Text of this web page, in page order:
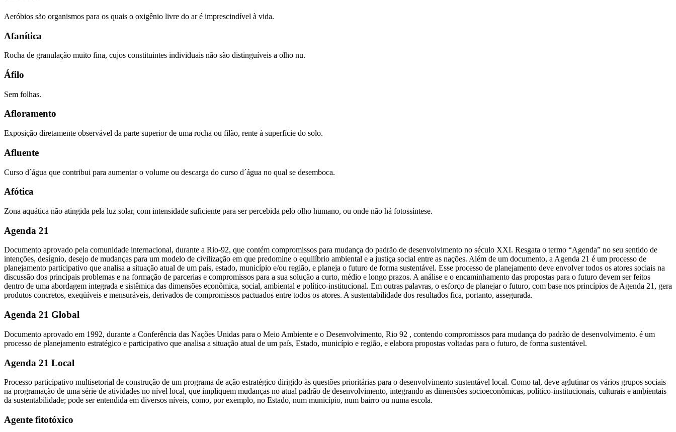
Aeróbios são organismos para os quais o oxigênio livre do ar é imprescindível à vida.
Afanítica
Rocha de granulação muito fina, cujos constituintes individuais não são distinguíveis a olho nu.
Áfilo
Sem folhas.
Afloramento
Exposição diretamente observável da parte superior de uma rocha ou filão, rente à superfície do solo.
Afluente
Curso d´água que contribui para aumentar o volume ou descarga do curso d´água no qual se desemboca.
Afótica
Zona aquática não atingida pela luz solar, com intensidade suficiente para ser percebida pelo olho humano, ou onde não há fotossíntese.
Agenda 21
Documento aprovado pela comunidade internacional, durante a Rio-92, que contém compromissos para mudança do padrão de desenvolvimento no século XXI. Resgata o termo “Agenda” no seu sentido de
intenções, desígnio, desejo de mudanças para um modelo de civilização em que predomine o equilíbrio ambiental e a justiça social entre as nações. Além de um documento, a Agenda 21 é um processo de
planejamento participativo que analisa a situação atual de um país, estado, município e/ou região, e planeja o futuro de forma sustentável. Esse processo de planejamento deve envolver todos os atores sociais na
discussão dos principais problemas e na formação de parcerias e compromissos para a sua solução a curto, médio e longo prazos. A análise e o encaminhamento das propostas para o futuro devem ser feitos
dentro de uma abordagem integrada e sistêmica das dimensões econômica, social, ambiental e político-institucional. Em outras palavras, o esforço de planejar o futuro, com base nos princípios de Agenda 21, gera
produtos concretos, exeqüíveis e mensuráveis, derivados de compromissos pactuados entre todos os atores. A sustentabilidade dos resultados fica, portanto, assegurada.
Agenda 21 Global
Documento aprovado em 1992, durante a Conferência das Nações Unidas para o Meio Ambiente e o Desenvolvimento, Rio 92 , contendo compromissos para mudança do padrão de desenvolvimento. é um
processo de planejamento estratégico e participativo que analisa a situação atual de um país, Estado, município e região, e elabora propostas voltadas para o futuro, de forma sustentável.
Agenda 21 Local
Processo participativo multisetorial de construção de um programa de ação estratégico dirigido às questões prioritárias para o desenvolvimento sustentável local. Como tal, deve aglutinar os vários grupos sociais
na programação de uma série de atividades no nível local, que impliquem mudanças no atual padrão de desenvolvimento, integrando as dimensões socioeconômicas, político-institucionais, culturais e ambientais
da sustentabilidade; pode ser entendida em diversos níveis, como, por exemplo, no Estado, num município, num bairro ou numa escola.
Agente fitotóxico